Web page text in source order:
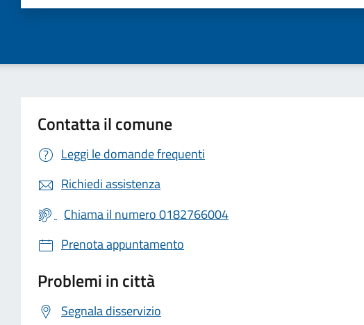
Contatta il comune
Leggi le domande frequenti
Richiedi assistenza
Chiama il numero 0182766004
Prenota appuntamento
Problemi in città
Segnala disservizio